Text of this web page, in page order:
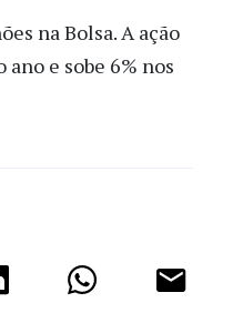
na Bolsa. A ação
e sobe 6% nos